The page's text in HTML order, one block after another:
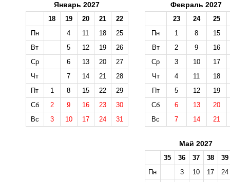
Январь 2027
18 19 20 21
22
Пн
4 11 18
25
Вт
5 12 19
26
Ср
6 13 20
27
Чт
7 14 21
28
Пт
1 8 15 22
29
Сб
2 9 16 23
30
Вс
3 10 17 24 31
Февраль 2027
23 24
25
Пн
1 8
15
Вт
2 9
16
Ср
3 10
17
Чт
4 11
18
Пт
5 12
19
Сб
6 13
20
Вс
7 14 21
Май 2027
35 36 37 38
39
Пн
3 10 17
24